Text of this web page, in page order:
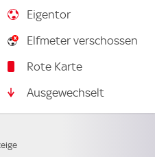
Eigentor
Elfmeter verschossen
Rote Karte
Ausgewechselt